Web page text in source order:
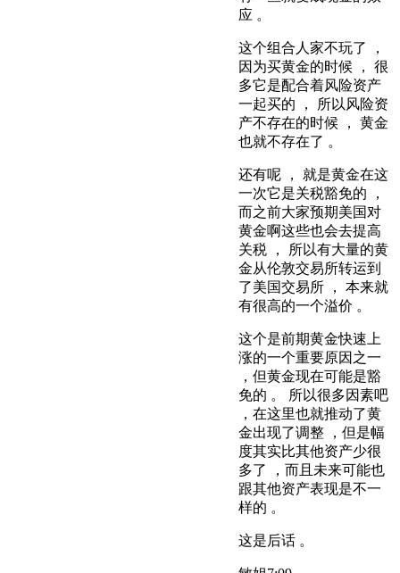
应 。
这个组合人家不玩了 ，
因为买黄金的时候 ， 很
多它是配合着风险资产
一起买的 ， 所以风险资
产不存在的时候 ， 黄金
也就不存在了 。
还有呢 ， 就是黄金在这
一次它是关税豁免的 ，
而之前大家预期美国对
黄金啊这些也会去提高
关税 ， 所以有大量的黄
金从伦敦交易所转运到
了美国交易所 ， 本来就
有很高的一个溢价 。
这个是前期黄金快速上
涨的一个重要原因之一
，但黄金现在可能是豁
免的 。 所以很多因素吧
，在这里也就推动了黄
金出现了调整 ，但是幅
度其实比其他资产少很
多了 ，而且未来可能也
跟其他资产表现是不一
样的 。
这是后话 。